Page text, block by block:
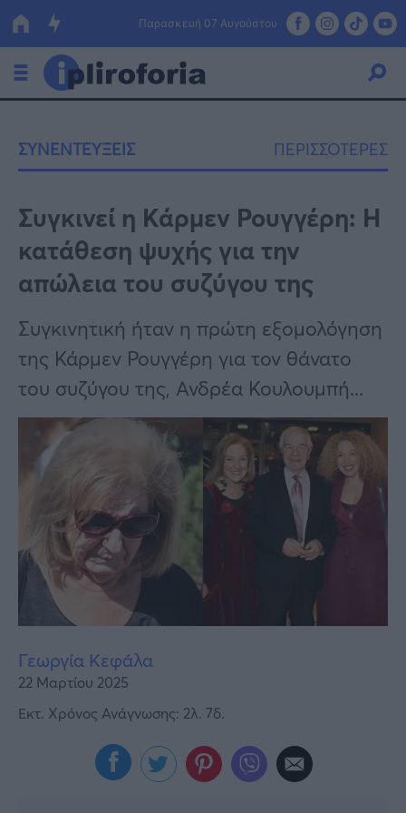
Παρασκευή 07 Αυγούστου
Οικονομία
Πολιτική
Τράπεζες
Επιδοτήσεις
ΕΣΠΑ
Κόσμος
Lifestyle
Αθλητικά
Υγεία
Γυναίκα
Καιρός
ΣΥΝΕΝΤΕΥΞΕΙΣ ΠΕΡΙΣΣΟΤΕΡΕΣ
Συγκινεί η Κάρμεν Ρουγγέρη: Η
κατάθεση ψυχής για την
απώλεια του συζύγου της
Συγκινητική ήταν η πρώτη εξομολόγηση
της Κάρμεν Ρουγγέρη για τον θάνατο
του συζύγου της, Ανδρέα Κουλουμπή...
Γεωργία Κεφάλα
22 Μαρτίου 2025
Εκτ. Χρόνος Ανάγνωσης: 2λ. 7δ.